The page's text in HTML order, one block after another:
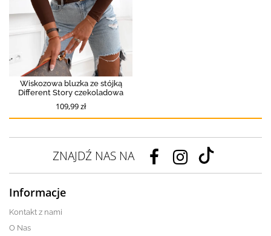
Wiskozowa bluzka ze stójką
Different Story czekoladowa
109,99 zł
ZNAJDŹ NAS NA
Informacje
Kontakt z nami
O Nas